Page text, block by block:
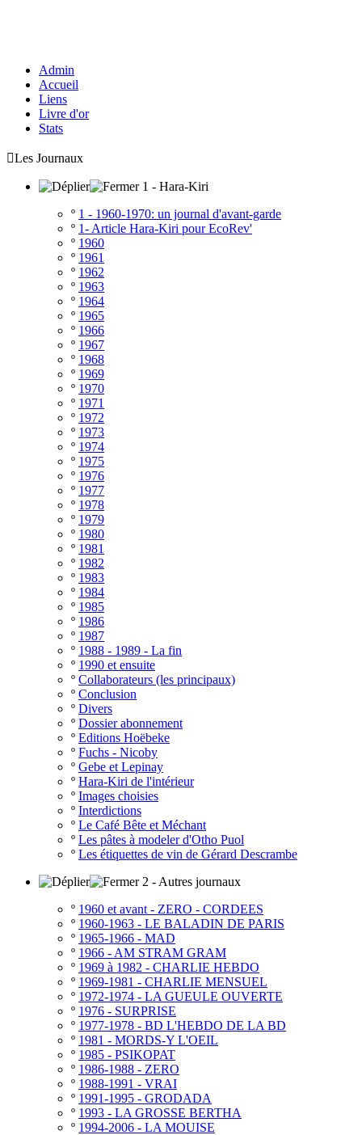
Admin
Accueil
Liens
Livre d'or
Stats
Les Journaux
1 - Hara-Kiri
º 1 - 1960-1970: un journal d'avant-garde
º 1- Article Hara-Kiri pour EcoRev'
º 1960
º 1961
º 1962
º 1963
º 1964
º 1965
º 1966
º 1967
º 1968
º 1969
º 1970
º 1971
º 1972
º 1973
º 1974
º 1975
º 1976
º 1977
º 1978
º 1979
º 1980
º 1981
º 1982
º 1983
º 1984
º 1985
º 1986
º 1987
º 1988 - 1989 - La fin
º 1990 et ensuite
º Collaborateurs (les principaux)
º Conclusion
º Divers
º Dossier abonnement
º Editions Hoëbeke
º Fuchs - Nicoby
º Gebe et Lepinay
º Hara-Kiri de l'intérieur
º Images choisies
º Interdictions
º Le Café Bête et Méchant
º Les pâtes à modeler d'Otho Puol
º Les étiquettes de vin de Gérard Descrambe
2 - Autres journaux
º 1960 et avant - ZERO - CORDEES
º 1960-1963 - LE BALADIN DE PARIS
º 1965-1966 - MAD
º 1966 - AM STRAM GRAM
º 1969 à 1982 - CHARLIE HEBDO
º 1969-1981 - CHARLIE MENSUEL
º 1972-1974 - LA GUEULE OUVERTE
º 1976 - SURPRISE
º 1977-1978 - BD L'HEBDO DE LA BD
º 1981 - MORDS-Y L'OEIL
º 1985 - PSIKOPAT
º 1986-1988 - ZERO
º 1988-1991 - VRAI
º 1991-1995 - GRODADA
º 1993 - LA GROSSE BERTHA
º 1994-2006 - LA MOUISE